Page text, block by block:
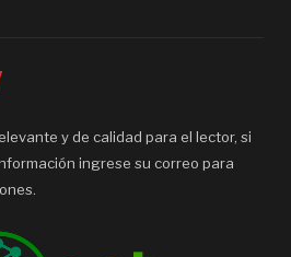
y de calidad para el lector, si
ingrese su correo para